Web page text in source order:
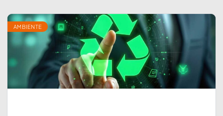
AMBIENTE